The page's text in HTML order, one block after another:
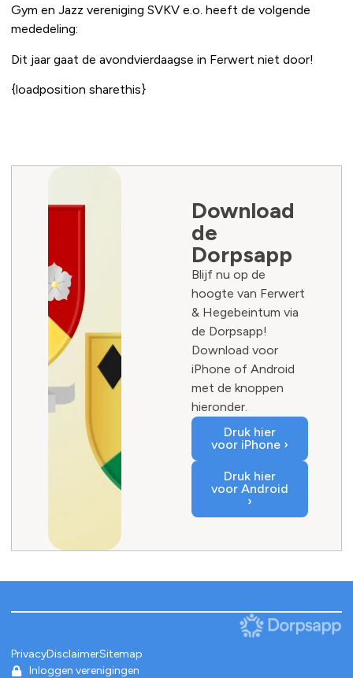
Gym en Jazz vereniging SVKV e.o. heeft de volgende
mededeling:
Dit jaar gaat de avondvierdaagse in Ferwert niet door!
{loadposition sharethis}
Download
de
Dorpsapp
Blijf nu op de
hoogte van Ferwert
& Hegebeintum via
de Dorpsapp!
Download voor
iPhone of Android
met de knoppen
hieronder.
Druk hier
voor iPhone ›
Druk hier
voor Android
›
PrivacyDisclaimerSitemap
Inloggen verenigingen